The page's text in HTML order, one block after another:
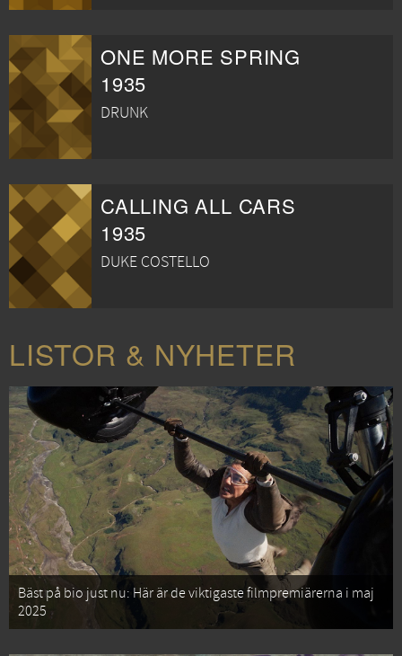
ONE MORE SPRING
1935
DRUNK
CALLING ALL CARS
1935
DUKE COSTELLO
LISTOR & NYHETER
Bäst på bio just nu: Här är de viktigaste filmpremiärerna i maj
2025